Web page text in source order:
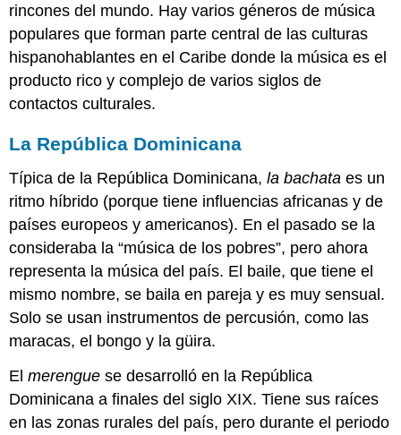
Cuba
Actividad:
¿Qué
comprendiste?
Contributions
Attributions
rincones del mundo. Hay varios géneros de música
populares que forman parte central de las culturas
hispanohablantes en el Caribe donde la música es el
producto rico y complejo de varios siglos de
contactos culturales.
La República Dominicana
Típica de la República Dominicana,la bachata es un
ritmo híbrido (porque tiene influencias africanas y de
países europeos y americanos). En el pasado se la
consideraba la “música de los pobres”, pero ahora
representa la música del país. El baile, que tiene el
mismo nombre, se baila en pareja y es muy sensual.
Solo se usan instrumentos de percusión, como las
maracas, el bongo y la güira.
Elmerengue se desarrolló en la República
Dominicana a finales del siglo XIX. Tiene sus raíces
en las zonas rurales del país, pero durante el periodo